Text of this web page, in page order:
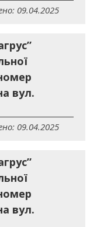
09.04.2025
вул.
09.04.2025
вул.